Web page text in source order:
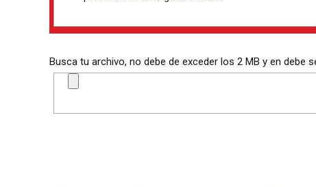
Busca tu archivo, no debe de exceder los 2 MB y en debe